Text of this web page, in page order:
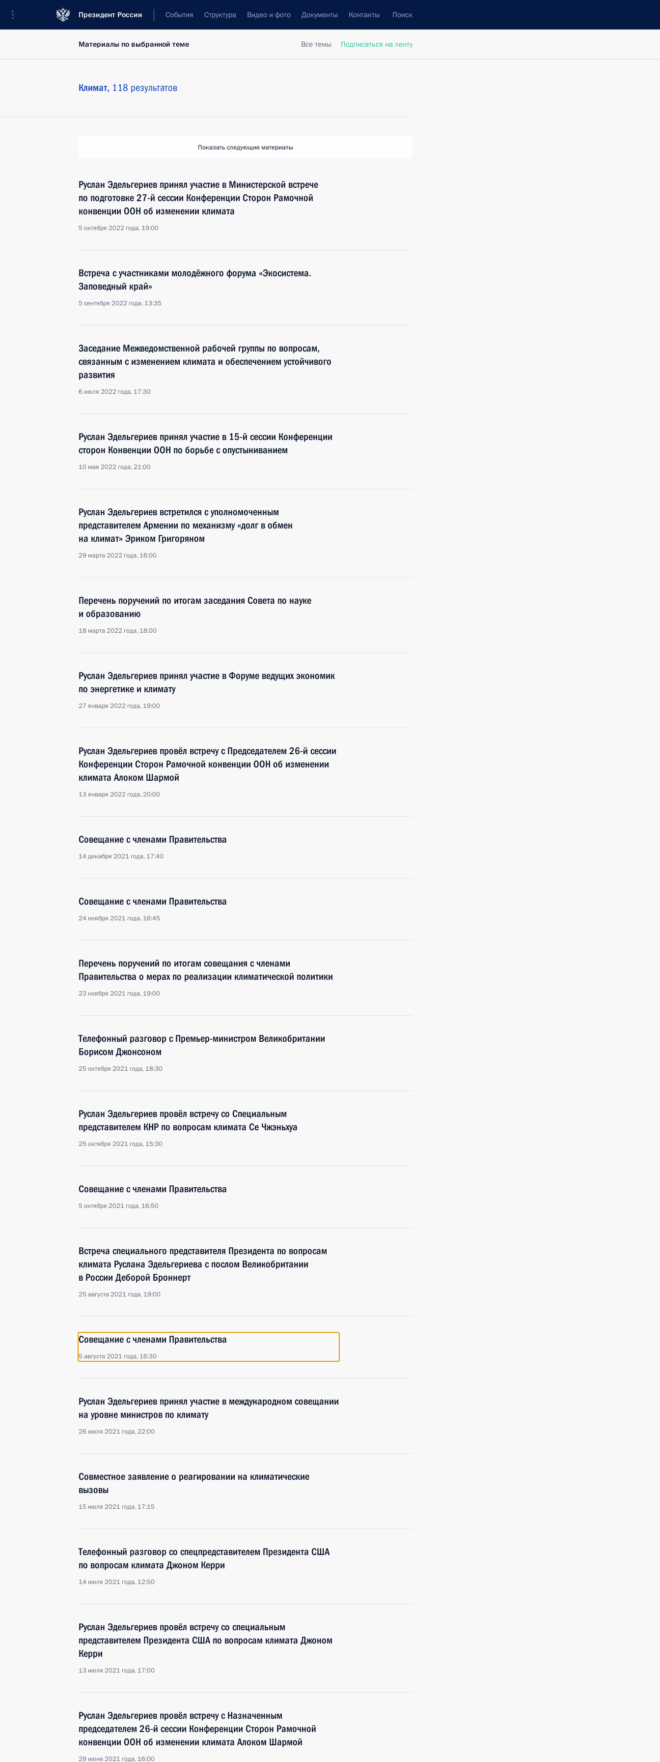
Президент России События Структура Видео и фото Документы Контакты Поиск
Все темы Подписаться на ленту
Материалы по выбранной теме
Климат, 118 результатов
Показать следующие материалы
Руслан Эдельгериев принял участие в Министерской встрече
по подготовке 27-й сессии Конференции Сторон Рамочной
конвенции ООН об изменении климата
5 октября 2022 года, 19:00
Встреча с участниками молодёжного форума «Экосистема.
Заповедный край»
5 сентября 2022 года, 13:35
Заседание Межведомственной рабочей группы по вопросам,
связанным с изменением климата и обеспечением устойчивого
развития
6 июля 2022 года, 17:30
Руслан Эдельгериев принял участие в 15-й сессии Конференции
сторон Конвенции ООН по борьбе с опустыниванием
10 мая 2022 года, 21:00
Руслан Эдельгериев встретился с уполномоченным
представителем Армении по механизму «долг в обмен
на климат» Эриком Григоряном
29 марта 2022 года, 16:00
Перечень поручений по итогам заседания Совета по науке
и образованию
18 марта 2022 года, 18:00
Руслан Эдельгериев принял участие в Форуме ведущих экономик
по энергетике и климату
27 января 2022 года, 19:00
Руслан Эдельгериев провёл встречу с Председателем 26-й сессии
Конференции Сторон Рамочной конвенции ООН об изменении
климата Алоком Шармой
13 января 2022 года, 20:00
Совещание с членами Правительства
14 декабря 2021 года, 17:40
Совещание с членами Правительства
24 ноября 2021 года, 16:45
Перечень поручений по итогам совещания с членами
Правительства о мерах по реализации климатической политики
23 ноября 2021 года, 19:00
Телефонный разговор с Премьер-министром Великобритании
Борисом Джонсоном
25 октября 2021 года, 18:30
Руслан Эдельгериев провёл встречу со Специальным
представителем КНР по вопросам климата Се Чжэньхуа
25 октября 2021 года, 15:30
Совещание с членами Правительства
5 октября 2021 года, 16:50
Встреча специального представителя Президента по вопросам
климата Руслана Эдельгериева с послом Великобритании
в России Деборой Броннерт
25 августа 2021 года, 19:00
Совещание с членами Правительства
5 августа 2021 года, 16:30
Руслан Эдельгериев принял участие в международном совещании
на уровне министров по климату
26 июля 2021 года, 22:00
Совместное заявление о реагировании на климатические
вызовы
15 июля 2021 года, 17:15
Телефонный разговор со спецпредставителем Президента США
по вопросам климата Джоном Керри
14 июля 2021 года, 12:50
Руслан Эдельгериев провёл встречу со специальным
представителем Президента США по вопросам климата Джоном
Керри
13 июля 2021 года, 17:00
Руслан Эдельгериев провёл встречу с Назначенным
председателем 26-й сессии Конференции Сторон Рамочной
конвенции ООН об изменении климата Алоком Шармой
29 июня 2021 года, 16:00